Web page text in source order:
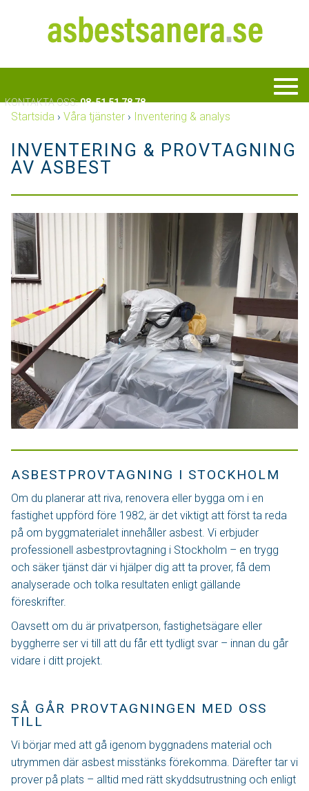
KONTAKTA OSS:08-51 51 78 78
Startsida › Våra tjänster › Inventering & analys
INVENTERING & PROVTAGNING
AV ASBEST
ASBESTPROVTAGNING I STOCKHOLM
Om du planerar att riva, renovera eller bygga om i en
fastighet uppförd före 1982, är det viktigt att först ta reda
på om byggmaterialet innehåller asbest. Vi erbjuder
professionell asbestprovtagning i Stockholm – en trygg
och säker tjänst där vi hjälper dig att ta prover, få dem
analyserade och tolka resultaten enligt gällande
föreskrifter.
Oavsett om du är privatperson, fastighetsägare eller
byggherre ser vi till att du får ett tydligt svar – innan du går
vidare i ditt projekt.
SÅ GÅR PROVTAGNINGEN MED OSS
TILL
Vi börjar med att gå igenom byggnadens material och
utrymmen där asbest misstänks förekomma. Därefter tar vi
prover på plats – alltid med rätt skyddsutrustning och enligt